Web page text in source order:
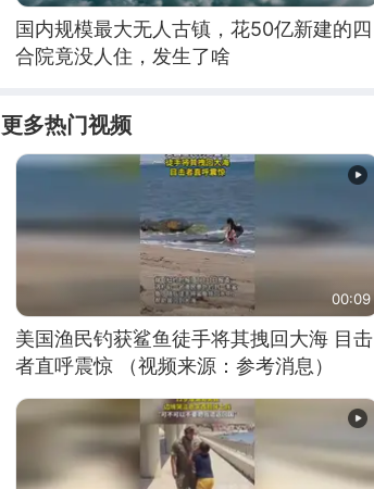
国内规模最大无人古镇，花50亿新建的四
合院竟没人住，发生了啥
更多热门视频
00:09
美国渔民钓获鲨鱼徒手将其拽回大海 目击
者直呼震惊 （视频来源：参考消息）